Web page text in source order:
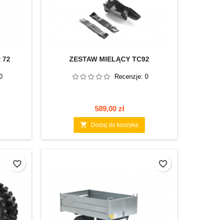
72 ZESTAW MIELĄCY TC92
Recenzje:0
Cena
589,00 zł
 Dodaj do koszyka
favorite_border favorite_border